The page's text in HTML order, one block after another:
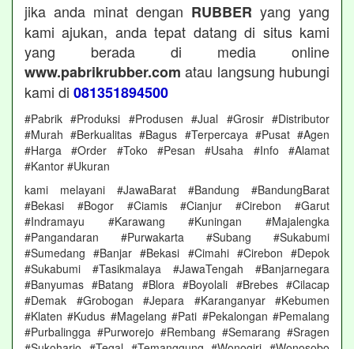
jika anda minat dengan RUBBER yang yang
kami ajukan, anda tepat datang di situs kami
yang berada di media online
www.pabrikrubber.com atau langsung hubungi
kami di 081351894500
#Pabrik #Produksi #Produsen #Jual #Grosir #Distributor
#Murah #Berkualitas #Bagus #Terpercaya #Pusat #Agen
#Harga #Order #Toko #Pesan #Usaha #Info #Alamat
#Kantor #Ukuran
kami melayani #JawaBarat #Bandung #BandungBarat
#Bekasi #Bogor #Ciamis #Cianjur #Cirebon #Garut
#Indramayu #Karawang #Kuningan #Majalengka
#Pangandaran #Purwakarta #Subang #Sukabumi
#Sumedang #Banjar #Bekasi #Cimahi #Cirebon #Depok
#Sukabumi #Tasikmalaya #JawaTengah #Banjarnegara
#Banyumas #Batang #Blora #Boyolali #Brebes #Cilacap
#Demak #Grobogan #Jepara #Karanganyar #Kebumen
#Klaten #Kudus #Magelang #Pati #Pekalongan #Pemalang
#Purbalingga #Purworejo #Rembang #Semarang #Sragen